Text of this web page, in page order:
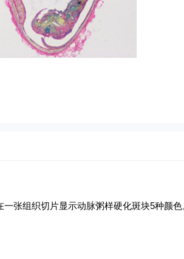
一张组织切片显示动脉粥样硬化斑块5种颜